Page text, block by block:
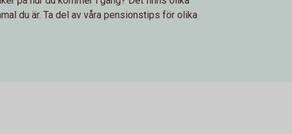
du är. Ta del av våra pensionstips för olika